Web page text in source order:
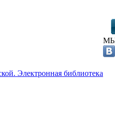
Электронная библиотека